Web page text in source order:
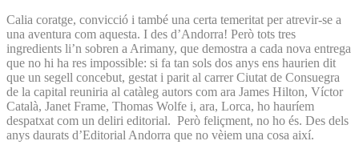
Calia coratge, convicció i també una certa temeritat per atrevir-se a
una aventura com aquesta. I des d’Andorra! Però tots tres
ingredients li’n sobren a Arimany, que demostra a cada nova entrega
que no hi ha res impossible: si fa tan sols dos anys ens haurien dit
que un segell concebut, gestat i parit al carrer Ciutat de Consuegra
de la capital reuniria al catàleg autors com ara James Hilton, Víctor
Català, Janet Frame, Thomas Wolfe i, ara, Lorca, ho hauríem
despatxat com un deliri editorial. Però feliçment, no ho és. Des dels
anys daurats d’Editorial Andorra que no vèiem una cosa així.